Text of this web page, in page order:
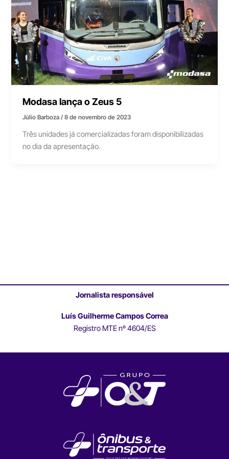
Modasa lança o Zeus 5
Júlio Barboza/8 de novembro de 2023
Três unidades já comercializadas foram disponibilizadas
no dia da apresentação.
Jornalista responsável
Luís Guilherme Campos Correa
Registro MTE nº 4604/ES